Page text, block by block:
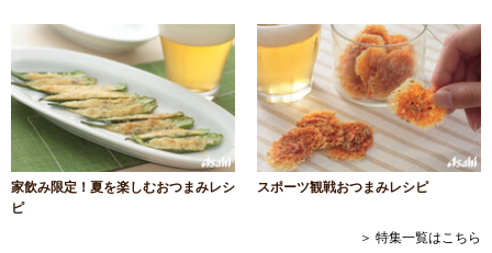
家飲み限定！夏を楽しむおつまみレシ
ピ
スポーツ観戦おつまみレシピ
＞ 特集一覧はこちら